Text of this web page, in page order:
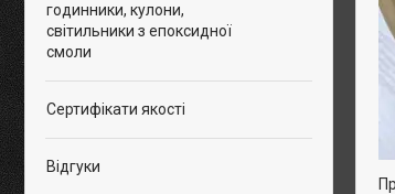
годинники, кулони,
світильники з епоксидної
смоли
Сертифікати якості
Відгуки